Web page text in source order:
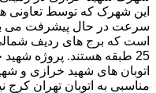
این شهرک که توسط تعاونی
25 طبقه هستند. پروژه
اتوبان های شهید خرازی و
مناسبی به اتوبان تهران کرج